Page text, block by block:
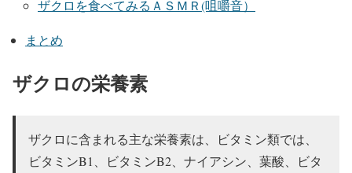
ザクロを食べてみるＡＳＭＲ(咀嚼音）
まとめ
ザクロの栄養素
ザクロに含まれる主な栄養素は、ビタミン類では、
ビタミンB1、ビタミンB2、ナイアシン、葉酸、ビタ